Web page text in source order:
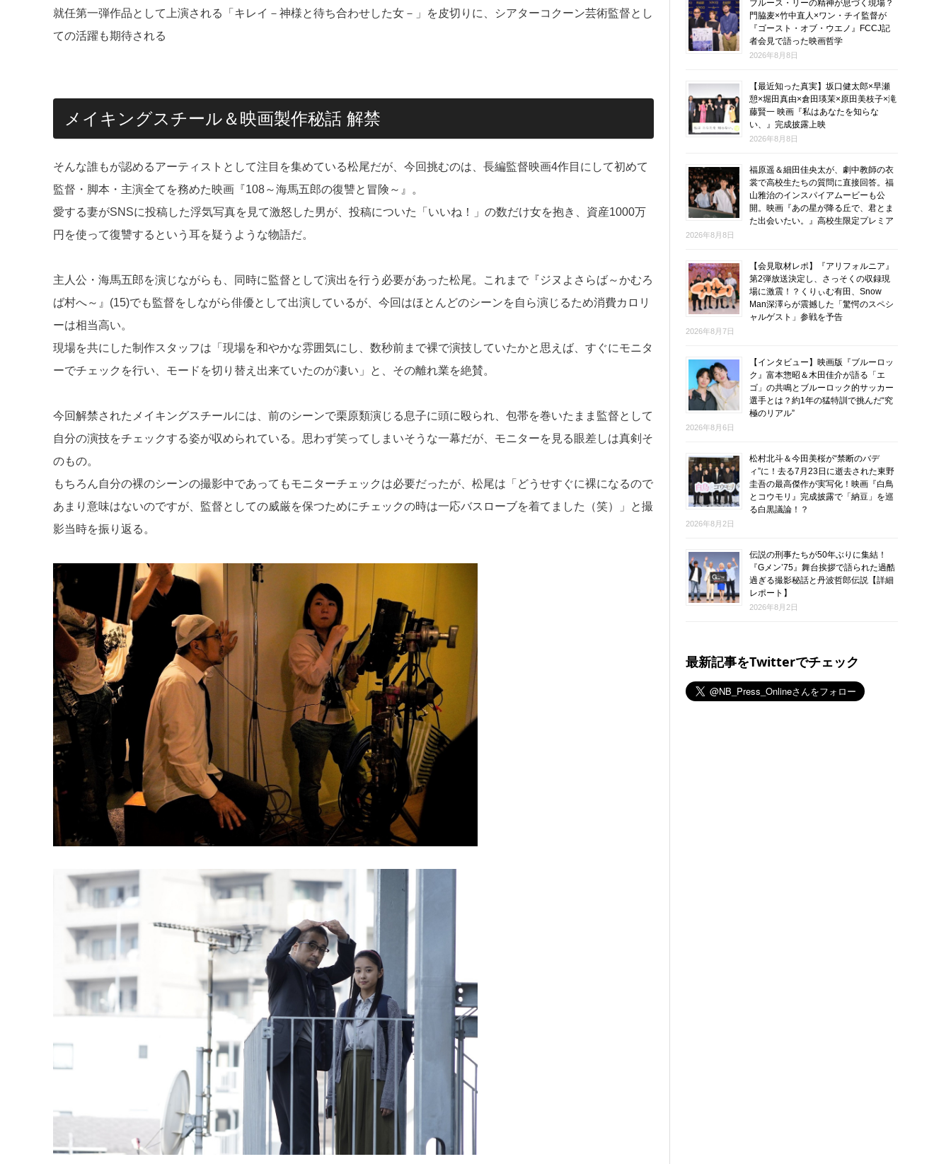
就任第一弾作品として上演される「キレイ－神様と待ち合わせした女－」を皮切りに、シアターコクーン芸術監督とし
ての活躍も期待される
メイキングスチール＆映画製作秘話 解禁
そんな誰もが認めるアーティストとして注目を集めている松尾だが、今回挑むのは、長編監督映画4作目にして初めて
監督・脚本・主演全てを務めた映画『108～海馬五郎の復讐と冒険～』。
愛する妻がSNSに投稿した浮気写真を見て激怒した男が、投稿についた「いいね！」の数だけ女を抱き、資産1000万
円を使って復讐するという耳を疑うような物語だ。
主人公・海馬五郎を演じながらも、同時に監督として演出を行う必要があった松尾。これまで『ジヌよさらば～かむろ
ば村へ～』(15)でも監督をしながら俳優として出演しているが、今回はほとんどのシーンを自ら演じるため消費カロリ
ーは相当高い。
現場を共にした制作スタッフは「現場を和やかな雰囲気にし、数秒前まで裸で演技していたかと思えば、すぐにモニタ
ーでチェックを行い、モードを切り替え出来ていたのが凄い」と、その離れ業を絶賛。
今回解禁されたメイキングスチールには、前のシーンで栗原類演じる息子に頭に殴られ、包帯を巻いたまま監督として
自分の演技をチェックする姿が収められている。思わず笑ってしまいそうな一幕だが、モニターを見る眼差しは真剣そ
のもの。
もちろん自分の裸のシーンの撮影中であってもモニターチェックは必要だったが、松尾は「どうせすぐに裸になるので
あまり意味はないのですが、監督としての威厳を保つためにチェックの時は一応バスローブを着てました（笑）」と撮
影当時を振り返る。
ブルース・リーの精神が息づく現場？
門脇麦×竹中直人×ワン・チイ監督が
『ゴースト・オブ・ウエノ』FCCJ記
者会見で語った映画哲学
2026年8月8日
【最近知った真実】坂口健太郎×早瀬
憩×堀田真由×倉田瑛茉×原田美枝子×滝
藤賢一 映画『私はあなたを知らな
い、』完成披露上映
2026年8月8日
福原遥＆細田佳央太が、劇中教師の衣
裳で高校生たちの質問に直接回答。福
山雅治のインスパイアムービーも公
開。映画『あの星が降る丘で、君とま
た出会いたい。』高校生限定プレミア
2026年8月8日
【会見取材レポ】『アリフォルニア』
第2弾放送決定し、さっそくの収録現
場に激震！？くりぃむ有田、Snow
Man深澤らが震撼した「驚愕のスペシ
ャルゲスト」参戦を予告
2026年8月7日
【インタビュー】映画版『ブルーロッ
ク』富本惣昭＆木田佳介が語る「エ
ゴ」の共鳴とブルーロック的サッカー
選手とは？約1年の猛特訓で挑んだ“究
極のリアル”
2026年8月6日
松村北斗＆今田美桜が“禁断のバデ
ィ”に！去る7月23日に逝去された東野
圭吾の最高傑作が実写化！映画『白鳥
とコウモリ』完成披露で「納豆」を巡
る白黒議論！？
2026年8月2日
伝説の刑事たちが50年ぶりに集結！
『Gメン’75』舞台挨拶で語られた過酷
過ぎる撮影秘話と丹波哲郎伝説【詳細
レポート】
2026年8月2日
最新記事をTwitterでチェック